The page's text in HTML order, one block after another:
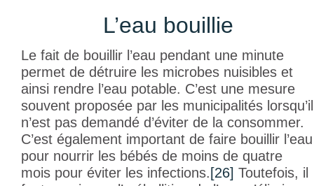
L’eau bouillie
Le fait de bouillir l’eau pendant une minute
permet de détruire les microbes nuisibles et
ainsi rendre l’eau potable. C’est une mesure
souvent proposée par les municipalités lorsqu’il
n’est pas demandé d’éviter de la consommer.
C’est également important de faire bouillir l’eau
pour nourrir les bébés de moins de quatre
mois pour éviter les infections.[26] Toutefois, il